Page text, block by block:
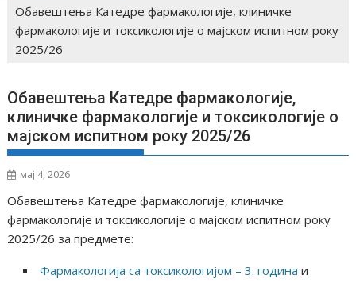
Обавештења Катедре фармакологије, клиничке
фармакологије и токсикологије о мајском испитном року
2025/26
Обавештења Катедре фармакологије,
клиничке фармакологије и токсикологије о
мајском испитном року 2025/26
мај 4, 2026
Обавештења Катедре фармакологије, клиничке
фармакологије и токсикологије о мајском испитном року
2025/26 за предмете:
Фармакологија са токсикологијом – 3. година и